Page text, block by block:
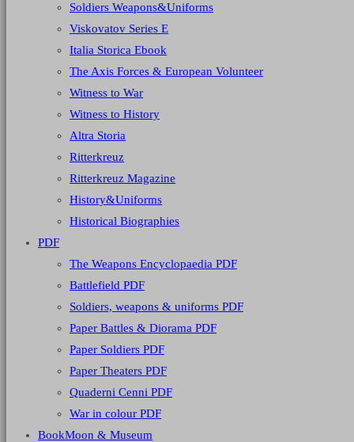
Soldiers Weapons&Uniforms
Viskovatov Series E
Italia Storica Ebook
The Axis Forces & European Volunteer
Witness to War
Witness to History
Altra Storia
Ritterkreuz
Ritterkreuz Magazine
History&Uniforms
Historical Biographies
PDF
The Weapons Encyclopaedia PDF
Battlefield PDF
Soldiers, weapons & uniforms PDF
Paper Battles & Diorama PDF
Paper Soldiers PDF
Paper Theaters PDF
Quaderni Cenni PDF
War in colour PDF
BookMoon & Museum